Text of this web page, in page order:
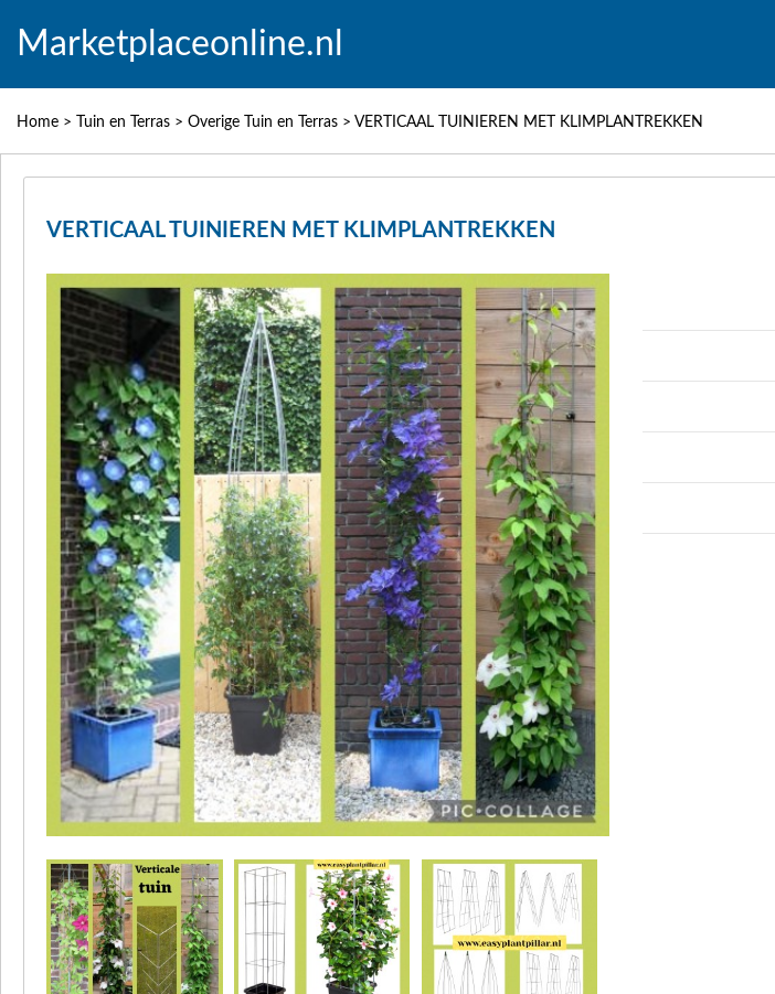
Marketplaceonline.nl
Home > Tuin en Terras > Overige Tuin en Terras > VERTICAAL TUINIEREN MET KLIMPLANTREKKEN
VERTICAAL TUINIEREN MET KLIMPLANTREKKEN